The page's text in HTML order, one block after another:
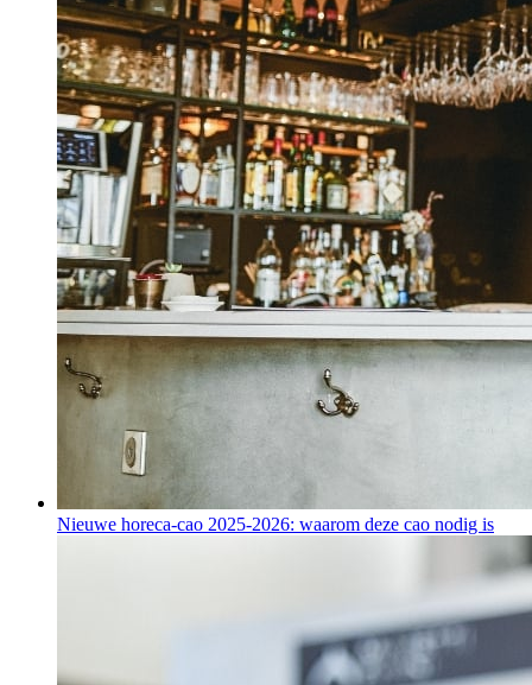
Nieuwe horeca-cao 2025-2026: waarom deze cao nodig is